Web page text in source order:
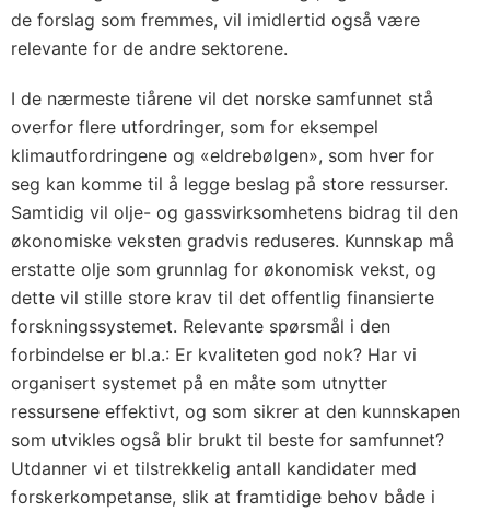
de forslag som fremmes, vil imidlertid også være
relevante for de andre sektorene.
I de nærmeste tiårene vil det norske samfunnet stå
overfor flere utfordringer, som for eksempel
klimautfordringene og «eldrebølgen», som hver for
seg kan komme til å legge beslag på store ressurser.
Samtidig vil olje- og gassvirksomhetens bidrag til den
økonomiske veksten gradvis reduseres. Kunnskap må
erstatte olje som grunnlag for økonomisk vekst, og
dette vil stille store krav til det offentlig finansierte
forskningssystemet. Relevante spørsmål i den
forbindelse er bl.a.: Er kvaliteten god nok? Har vi
organisert systemet på en måte som utnytter
ressursene effektivt, og som sikrer at den kunnskapen
som utvikles også blir brukt til beste for samfunnet?
Utdanner vi et tilstrekkelig antall kandidater med
forskerkompetanse, slik at framtidige behov både i